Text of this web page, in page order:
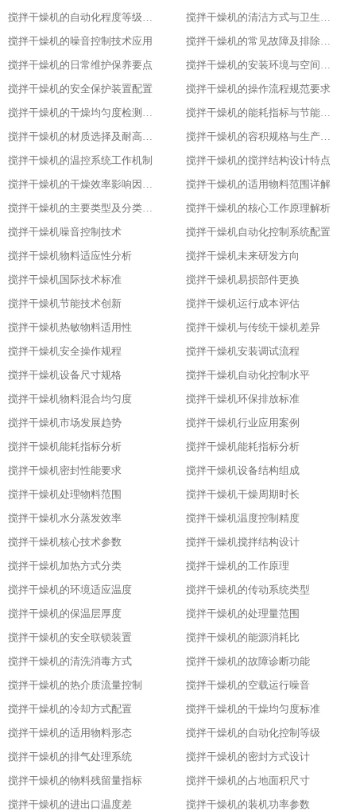
搅拌干燥机的自动化程度等级划分​
搅拌干燥机的清洁方式与卫生标准
搅拌干燥机的噪音控制技术应用​
搅拌干燥机的常见故障及排除方法​
搅拌干燥机的日常维护保养要点​
搅拌干燥机的安装环境与空间要求​
搅拌干燥机的安全保护装置配置​
搅拌干燥机的操作流程规范要求​
搅拌干燥机的干燥均匀度检测方法​
搅拌干燥机的能耗指标与节能设计​
搅拌干燥机的材质选择及耐高温性能​
搅拌干燥机的容积规格与生产需求匹配​
搅拌干燥机的温控系统工作机制
搅拌干燥机的搅拌结构设计特点​
搅拌干燥机的干燥效率影响因素分析​
搅拌干燥机的适用物料范围详解​
搅拌干燥机的主要类型及分类标准​
搅拌干燥机的核心工作原理解析​
搅拌干燥机噪音控制技术
搅拌干燥机自动化控制系统配置
搅拌干燥机物料适应性分析
搅拌干燥机未来研发方向
搅拌干燥机国际技术标准
搅拌干燥机易损部件更换
搅拌干燥机节能技术创新
搅拌干燥机运行成本评估
搅拌干燥机热敏物料适用性
搅拌干燥机与传统干燥机差异
搅拌干燥机安全操作规程
搅拌干燥机安装调试流程
搅拌干燥机设备尺寸规格
搅拌干燥机自动化控制水平
搅拌干燥机物料混合均匀度
搅拌干燥机环保排放标准
搅拌干燥机市场发展趋势
搅拌干燥机行业应用案例
搅拌干燥机能耗指标分析
搅拌干燥机能耗指标分析
搅拌干燥机密封性能要求
搅拌干燥机设备结构组成
搅拌干燥机处理物料范围
搅拌干燥机干燥周期时长
搅拌干燥机水分蒸发效率
搅拌干燥机温度控制精度
搅拌干燥机核心技术参数
搅拌干燥机搅拌结构设计
搅拌干燥机加热方式分类
搅拌干燥机的工作原理
搅拌干燥机的环境适应温度
搅拌干燥机的传动系统类型
搅拌干燥机的保温层厚度
搅拌干燥机的处理量范围
搅拌干燥机的安全联锁装置
搅拌干燥机的能源消耗比
搅拌干燥机的清洗消毒方式
搅拌干燥机的故障诊断功能
搅拌干燥机的热介质流量控制
搅拌干燥机的空载运行噪音
搅拌干燥机的冷却方式配置
搅拌干燥机的干燥均匀度标准
搅拌干燥机的适用物料形态
搅拌干燥机的自动化控制等级
搅拌干燥机的排气处理系统
搅拌干燥机的密封方式设计
搅拌干燥机的物料残留量指标
搅拌干燥机的占地面积尺寸
搅拌干燥机的进出口温度差
搅拌干燥机的装机功率参数